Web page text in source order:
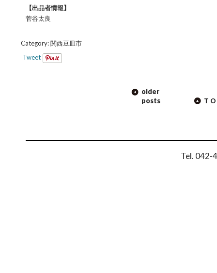
【出品者情報】
菅谷太良
Category:関西豆皿市
Tweet
older
posts
Tel. 042-